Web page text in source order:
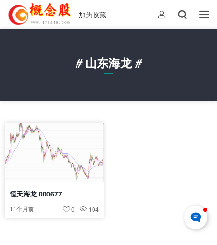
加为收藏
#山东海龙#
恒天海龙 000677
11个月前 104
0